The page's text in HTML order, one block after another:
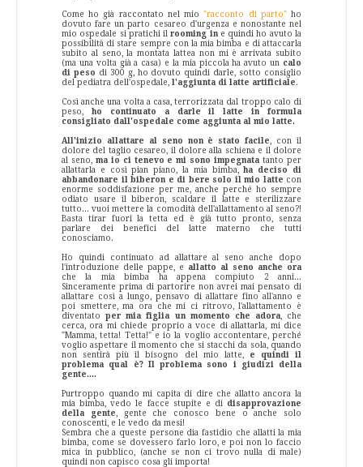
Come ho già raccontato nel mio"racconto di parto"ho
dovuto fare un parto cesareo d'urgenza e nonostante nel
mio ospedale si pratichi ilrooming ine quindi ho avuto la
possibilità di stare sempre con la mia bimba e di attaccarla
subito al seno, la montata lattea non mi è arrivata subito
(ma una volta già a casa) e la mia piccola ha avuto un calo
di peso di 300 g, ho dovuto quindi darle, sotto consiglio
del pediatra dell'ospedale, l'aggiunta di latte artificiale.
Così anche una volta a casa, terrorizzata dal troppo calo di
peso, ho continuato a darle il latte in formula
consigliato dall'ospedale come aggiunta al mio latte.
All'inizio allattare al seno non è stato facile
, con il
dolore del taglio cesareo, il dolore alla schiena e il dolore
al seno, ma io ci tenevo e mi sono impegnata tanto per
allattarla e così pian piano, la mia bimba,ha deciso di
abbandonare il biberon e di bere solo il mio latte con
enorme soddisfazione per me, anche perché ho sempre
odiato usare il biberon, scaldare il latte e sterilizzare
tutto... vuoi mettere la comodità dell'allattamento al seno?!
Basta tirar fuori la tetta ed è già tutto pronto, senza
parlare dei benefici del latte materno che tutti
conosciamo.
Ho quindi continuato ad allattare al seno anche dopo
l'introduzione delle pappe, e allatto al seno anche ora
che la mia bimba ha appena compiuto 2 anni...
Sinceramente prima di partorire non avrei mai pensato di
allattare così a lungo, pensavo di allattare fino all'anno e
poi smettere, ma ora che mi ci ritrovo, l'allattamento è
diventatoper mia figlia un momento che adora, che
cerca, ora mi chiede proprio a voce di allattarla, mi dice
"Mamma, tetta! Tetta!" e io la voglio accontentare, perché
voglio aspettare il momento che si stacchi da sola, quando
non sentirà più il bisogno del mio latte,
e quindi il
problema qual è? Il problema sono i giudizi della
gente....
Purtroppo quando mi capita di dire che allatto ancora la
mia bimba, vedo le facce stupite e di disapprovazione
della gente , gente che conosco bene o anche solo
conoscenti, e le vedo da mesi!
Sembra che a queste persone dia fastidio che allatti la mia
bimba, come se dovessero farlo loro, e poi non lo faccio
mica in pubblico, (anche se non ci trovo nulla di male)
quindi non capisco cosa gli importa!